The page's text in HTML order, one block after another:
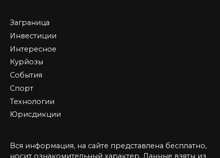
Заграница
Инвестиции
Интересное
Курйозы
События
Спорт
Технологии
Юрисдикции
Вся информация, на сайте представлена бесплатно,
носит ознакомительный характер. Данные взяты из